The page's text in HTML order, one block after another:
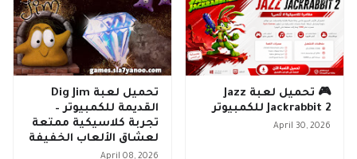
🎮 تحميل لعبة Jazz
Jackrabbit 2 للكمبيوتر
April 30, 2026
تحميل لعبة Dig Jim
القديمة للكمبيوتر –
تجربة كلاسيكية ممتعة
لعشاق الألعاب الخفيفة
April 08, 2026